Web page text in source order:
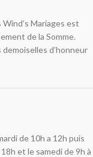
Mariages est
de la Somme.
d’honneur
de 10h a 12h puis
et le samedi de 9h à